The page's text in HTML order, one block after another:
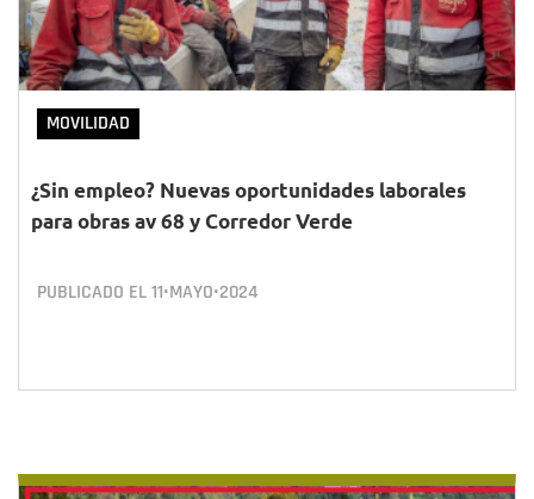
MOVILIDAD
¿Sin empleo? Nuevas oportunidades laborales
para obras av 68 y Corredor Verde
PUBLICADO EL11•MAYO•2024